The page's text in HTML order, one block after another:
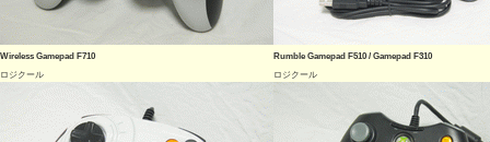
Wireless Gamepad F710
ロジクール
Rumble Gamepad F510 / Gamepad F310
ロジクール